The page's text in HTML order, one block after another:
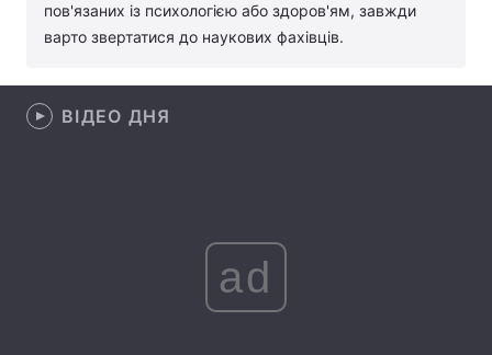
Відео з Youtube Статті
Архів
пов'язаних із психологією або здоров'ям, завжди
варто звертатися до наукових фахівців.
ВІДЕО ДНЯ
ad